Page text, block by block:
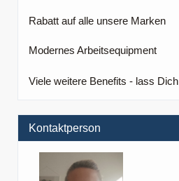
Rabatt auf alle unsere Marken
Modernes Arbeitsequipment
Viele weitere Benefits - lass
Kontaktperson